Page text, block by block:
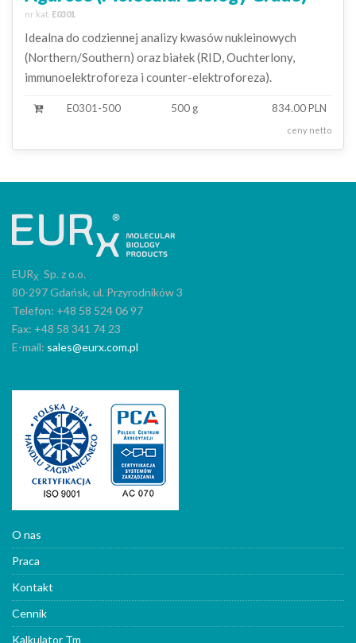
nr kat. E0301
Idealna do codziennej analizy kwasów nukleinowych
(Northern/Southern) oraz białek (RID, Ouchterlony,
immunoelektroforeza i counter-elektroforeza).
E0301-500 500 g 834.00 PLN
ceny netto
EURX Sp. z o.o.
80-297 Gdańsk, ul. Przyrodników 3
Telefon: +48 58 524 06 97
Fax: +48 58 341 74 23
E-mail: sales@eurx.com.pl
O nas
Praca
Kontakt
Cennik
Kalkulator Tm